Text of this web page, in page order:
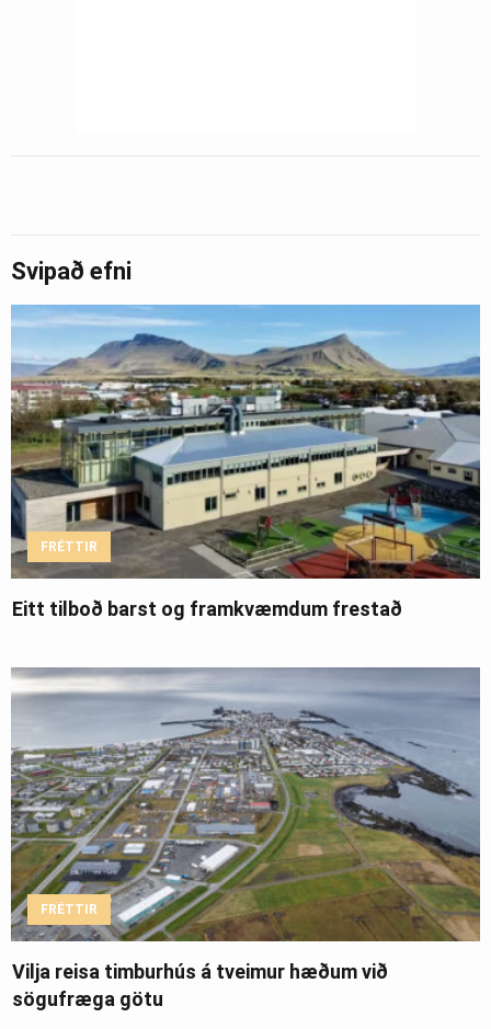
Svipað efni
FRÉTTIR
Eitt tilboð barst og framkvæmdum frestað
FRÉTTIR
Vilja reisa timburhús á tveimur hæðum við
sögufræga götu